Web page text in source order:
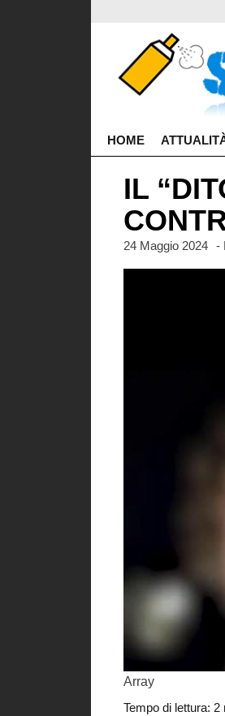
HOME
IL
24 Maggio 2024 -
Array
Tempo di lettura: 2